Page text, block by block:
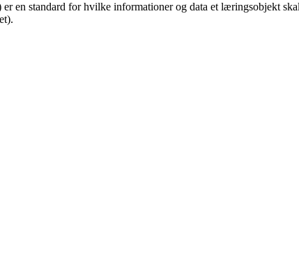
en standard for hvilke informationer og data et læringsobjekt